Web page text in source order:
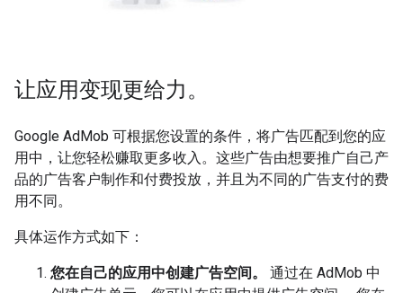
让应用变现更给力。
Google AdMob 可根据您设置的条件，将广告匹配到您的应
用中，让您轻松赚取更多收入。这些广告由想要推广自己产
品的广告客户制作和付费投放，并且为不同的广告支付的费
用不同。
具体运作方式如下：
您在自己的应用中创建广告空间。
通过在 AdMob 中